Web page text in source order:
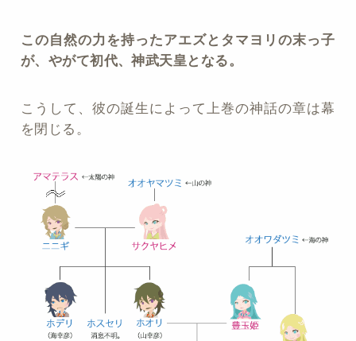
この自然の力を持ったアエズとタマヨリの末っ子
が、やがて初代、神武天皇となる。
こうして、彼の誕生によって上巻の神話の章は幕
を閉じる。